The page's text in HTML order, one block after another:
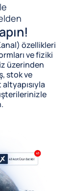
özellikleri
ve fiziki
üzerinden
stok ve